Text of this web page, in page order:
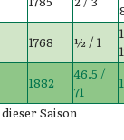
1768 ½ / 1
1882
46.5 /
71
Saison